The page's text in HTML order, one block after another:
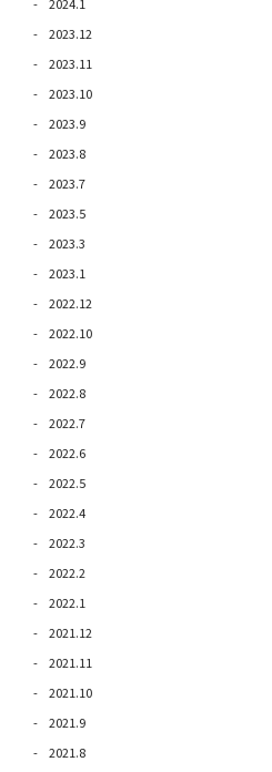
2023.12
2023.11
2023.10
2023.9
2023.8
2023.7
2023.5
2023.3
2023.1
2022.12
2022.10
2022.9
2022.8
2022.7
2022.6
2022.5
2022.4
2022.3
2022.2
2022.1
2021.12
2021.11
2021.10
2021.9
2021.8